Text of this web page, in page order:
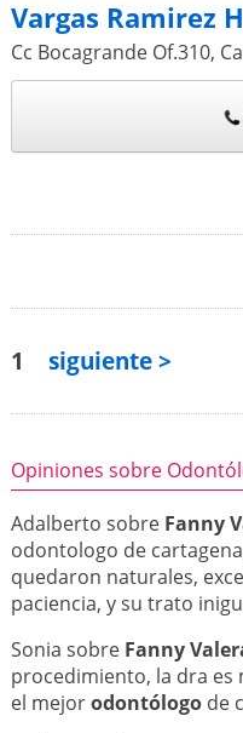
Vargas Ramirez
Cc Bocagrande Of.310,
1 siguiente >
Opiniones sobre
Adalberto sobre Fanny
odontologo de
quedaron naturales,
paciencia, y su trato
Sonia sobre Fanny
procedimiento, la dra es
el mejorodontólogode